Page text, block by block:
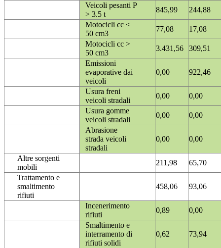
Veicoli pesanti P
> 3.5 t
845,99
244,88
Motocicli cc <
50 cm3
77,08
17,08
Motocicli cc >
50 cm3
3.431,56
309,51
Emissioni
evaporative dai
veicoli
0,00 922,46
Usura freni
veicoli stradali
0,00
0,00
Usura gomme
veicoli stradali
0,00
0,00
Abrasione
strada veicoli
stradali
0,00 0,00
Altre sorgenti
mobili
211,98
65,70
Trattamento e
smaltimento
rifiuti
458,06 93,06
Incenerimento
rifiuti
0,89
0,00
Smaltimento e
interramento di
rifiuti solidi
0,62 73,94